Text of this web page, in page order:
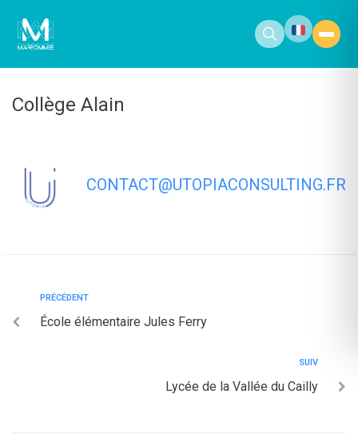
principal
Collège Alain
CONTACT@UTOPIACONSULTING.FR
PRÉCÉDENT
École élémentaire Jules Ferry
SUIV
Lycée de la Vallée du Cailly